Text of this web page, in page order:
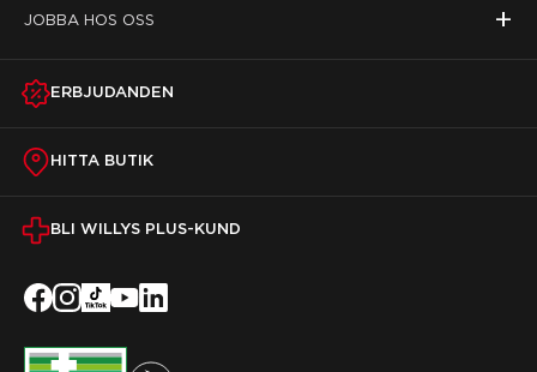
JOBBA HOS OSS +
ERBJUDANDEN
HITTA BUTIK
BLI WILLYS PLUS-KUND